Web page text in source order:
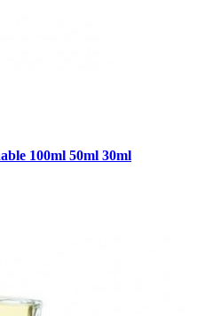
100ml 50ml 30ml